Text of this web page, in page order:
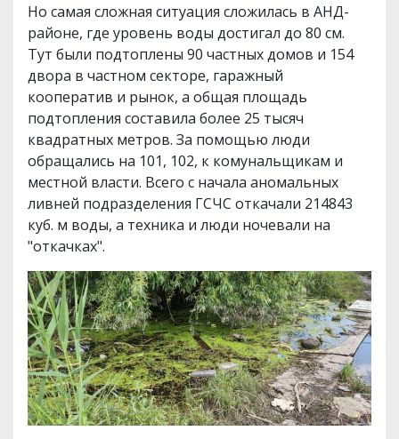
Но самая сложная ситуация сложилась в АНД-
районе, где уровень воды достигал до 80 см.
Тут были подтоплены 90 частных домов и 154
двора в частном секторе, гаражный
кооператив и рынок, а общая площадь
подтопления составила более 25 тысяч
квадратных метров. За помощью люди
обращались на 101, 102, к комунальщикам и
местной власти. Всего с начала аномальных
ливней подразделения ГСЧС откачали 214843
куб. м воды, а техника и люди ночевали на
"откачках".